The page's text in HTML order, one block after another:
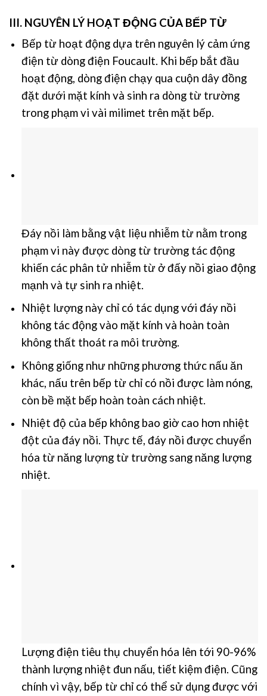
III. NGUYÊN LÝ HOẠT ĐỘNG CỦA BẾP TỪ
Bếp từ hoạt động dựa trên nguyên lý cảm ứng
điện từ dòng điện Foucault. Khi bếp bắt đầu
hoạt động, dòng điện chạy qua cuộn dây đồng
đặt dưới mặt kính và sinh ra dòng từ trường
trong phạm vi vài milimet trên mặt bếp.
Đáy nồi làm bằng vật liệu nhiễm từ nằm trong
phạm vi này được dòng từ trường tác động
khiến các phân tử nhiễm từ ở đấy nồi giao động
mạnh và tự sinh ra nhiệt.
Nhiệt lượng này chỉ có tác dụng với đáy nồi
không tác động vào mặt kính và hoàn toàn
không thất thoát ra môi trường.
Không giống như những phương thức nấu ăn
khác, nấu trên bếp từ chỉ có nồi được làm nóng,
còn bề mặt bếp hoàn toàn cách nhiệt.
Nhiệt độ của bếp không bao giờ cao hơn nhiệt
đột của đáy nồi. Thực tế, đáy nồi được chuyển
hóa từ năng lượng từ trường sang năng lượng
nhiệt.
Lượng điện tiêu thụ chuyển hóa lên tới 90-96%
thành lượng nhiệt đun nấu, tiết kiệm điện. Cũng
chính vì vậy, bếp từ chỉ có thể sử dụng được với